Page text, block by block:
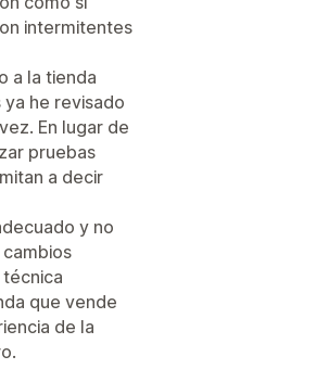
intermitentes
a la tienda
he revisado
En lugar de
pruebas
a decir
y no
que vende
de la